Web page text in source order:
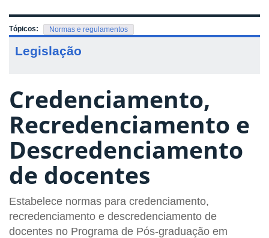
Tópicos: Normas e regulamentos
Legislação
Credenciamento,
Recredenciamento e
Descredenciamento
de docentes
Estabelece normas para credenciamento,
recredenciamento e descredenciamento de
docentes no Programa de Pós-graduação em